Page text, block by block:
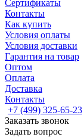
Сертификаты
Контакты
Как купить
Условия оплаты
Условия доставки
Гарантия на товар
Оптом
Оплата
Доставка
Контакты
+7 (499) 325-65-23
Заказать звонок
Задать вопрос